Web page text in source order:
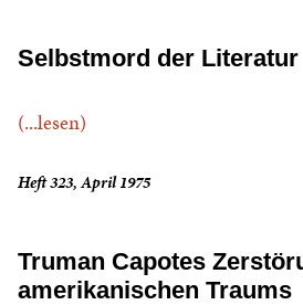
Selbstmord der Literatur
(...lesen)
Heft 323, April 1975
Truman Capotes
amerikanischen Traums